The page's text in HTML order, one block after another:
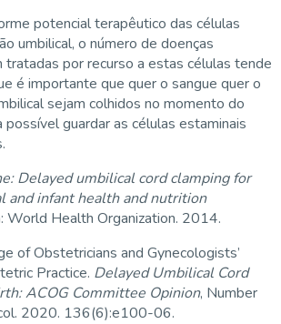
potencial terapêutico das células
umbilical, o número de doenças
tratadas por recurso a estas células tende
é importante que quer o sangue quer o
sejam colhidos no momento do
guardar as células estaminais
Delayed umbilical cord clamping for
and infant health and nutrition
World Health Organization. 2014.
of Obstetricians and Gynecologists’
Practice. Delayed Umbilical Cord
ACOG Committee Opinion, Number
2020. 136(6):e100-06.